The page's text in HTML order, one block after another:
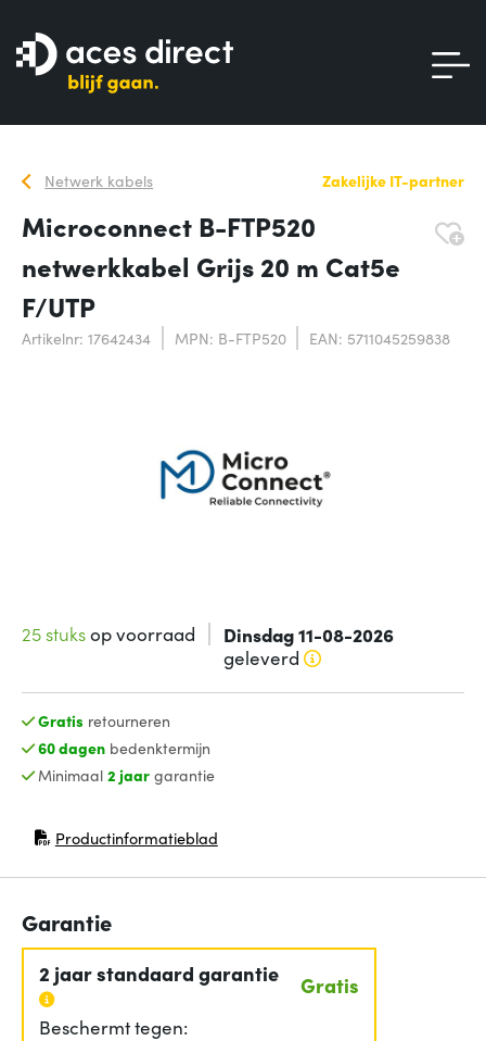
Netwerk kabels Zakelijke IT-partner
Microconnect B-FTP520
netwerkkabel Grijs 20 m Cat5e
F/UTP
Artikelnr: 17642434 MPN: B-FTP520 EAN: 5711045259838
25 stuksop voorraad Dinsdag 11-08-2026
geleverd
Gratis retourneren
60 dagenbedenktermijn
Minimaal 2 jaargarantie
Productinformatieblad
(opent in nieuw venster)
Garantie
2 jaar standaard garantie Gratis
Beschermt tegen: